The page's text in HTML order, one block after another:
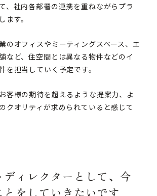
、社内各部署の連携を重ねながらプラ
ます。
のオフィスやミーティングスペース、エ
など、住空間とは異なる物件などのイ
を担当していく予定です。
客様の期待を超えるような提案力、よ
クオリティが求められていると感じて
ィレクターとして、今
とをしていきたいです